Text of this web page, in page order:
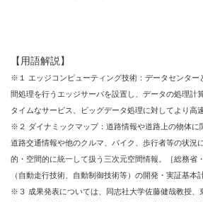
【用語解説】
※１ エッジコンピューティング技術：データセンター
間処理を行うエッジサーバを設置し、データの処理計
タイムなサービス、ビッグデータ処理に対してより高
※２ ダイナミックマップ：道路情報や道路上の物体に
道路交通情報や他のクルマ、バイク、歩行者等の状況
的・空間的に統一して扱う三次元空間情報。［総務省
（自動走行技術、自動制御技術等）の開発・実証基本
※３ 成果発表については、同志社大学佐藤健哉教授、